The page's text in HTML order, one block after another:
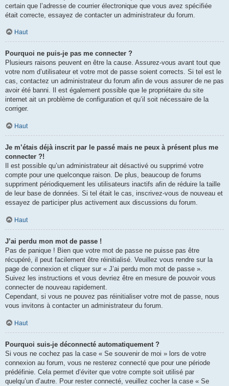
certain que l’adresse de courrier électronique que vous avez spécifiée
était correcte, essayez de contacter un administrateur du forum.
Haut
Pourquoi ne puis-je pas me connecter ?
Plusieurs raisons peuvent en être la cause. Assurez-vous avant tout que
votre nom d’utilisateur et votre mot de passe soient corrects. Si tel est le
cas, contactez un administrateur du forum afin de vous assurer de ne pas
avoir été banni. Il est également possible que le propriétaire du site
internet ait un problème de configuration et qu’il soit nécessaire de la
corriger.
Haut
Je m’étais déjà inscrit par le passé mais ne peux à présent plus me
connecter ?!
Il est possible qu’un administrateur ait désactivé ou supprimé votre
compte pour une quelconque raison. De plus, beaucoup de forums
suppriment périodiquement les utilisateurs inactifs afin de réduire la taille
de leur base de données. Si tel était le cas, inscrivez-vous de nouveau et
essayez de participer plus activement aux discussions du forum.
Haut
J’ai perdu mon mot de passe !
Pas de panique ! Bien que votre mot de passe ne puisse pas être
récupéré, il peut facilement être réinitialisé. Veuillez vous rendre sur la
page de connexion et cliquer sur « J’ai perdu mon mot de passe ».
Suivez les instructions et vous devriez être en mesure de pouvoir vous
connecter de nouveau rapidement.
Cependant, si vous ne pouvez pas réinitialiser votre mot de passe, nous
vous invitons à contacter un administrateur du forum.
Haut
Pourquoi suis-je déconnecté automatiquement ?
Si vous ne cochez pas la case « Se souvenir de moi » lors de votre
connexion au forum, vous ne resterez connecté que pour une période
prédéfinie. Cela permet d’éviter que votre compte soit utilisé par
quelqu’un d’autre. Pour rester connecté, veuillez cocher la case « Se